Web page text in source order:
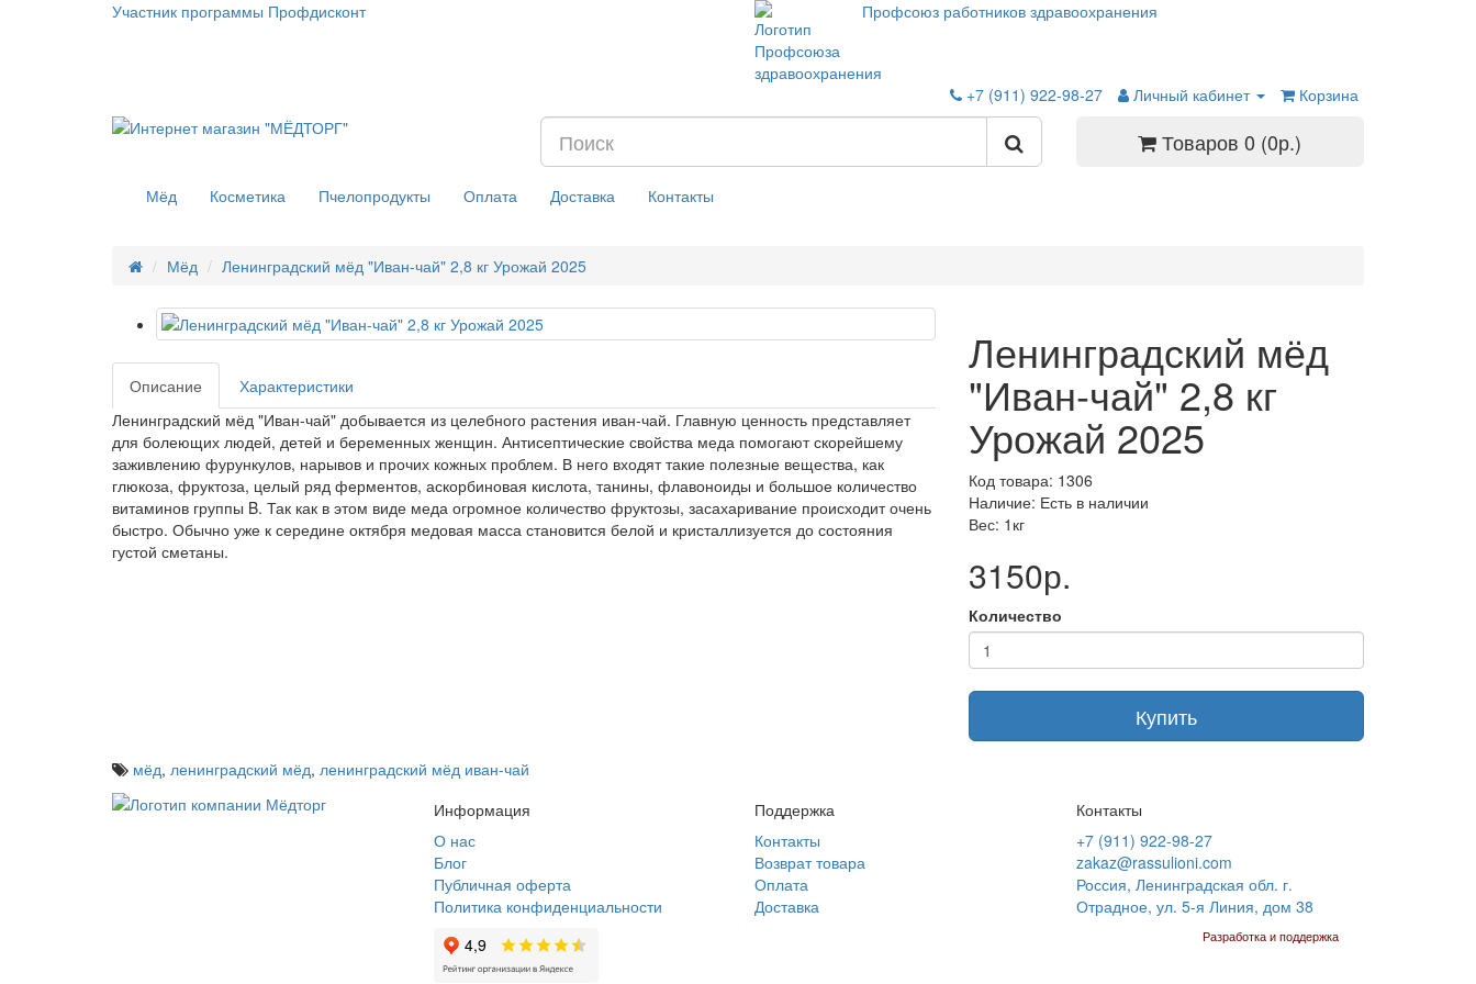
Участник программы Профдисконт Профсоюз работников здравоохранения
+7 (911) 922-98-27 Личный кабинет Корзина
Товаров 0 (0р.)
Мёд Косметика Пчелопродукты Оплата Доставка Контакты
Мёд Ленинградский мёд "Иван-чай" 2,8 кг Урожай 2025
Описание
Характеристики
Ленинградский мёд "Иван-чай" добывается из целебного растения иван-чай. Главную ценность представляет
для болеющих людей, детей и беременных женщин. Антисептические свойства меда помогают скорейшему
заживлению фурункулов, нарывов и прочих кожных проблем. В него входят такие полезные вещества, как
глюкоза, фруктоза, целый ряд ферментов, аскорбиновая кислота, танины, флавоноиды и большое количество
витаминов группы B. Так как в этом виде меда огромное количество фруктозы, засахаривание происходит очень
быстро. Обычно уже к середине октября медовая масса становится белой и кристаллизуется до состояния
густой сметаны.
Ленинградский мёд
"Иван-чай" 2,8 кг
Урожай 2025
Код товара: 1306
Наличие: Есть в наличии
Вес: 1кг
3150р.
Количество
Купить
мёд, ленинградский мёд, ленинградский мёд иван-чай
Информация
О нас
Блог
Публичная оферта
Политика конфиденциальности
Поддержка
Контакты
Возврат товара
Оплата
Доставка
Контакты
+7 (911) 922-98-27
zakaz@rassulioni.com
Россия, Ленинградская обл. г.
Отрадное, ул. 5-я Линия, дом 38
Разработка и поддержка